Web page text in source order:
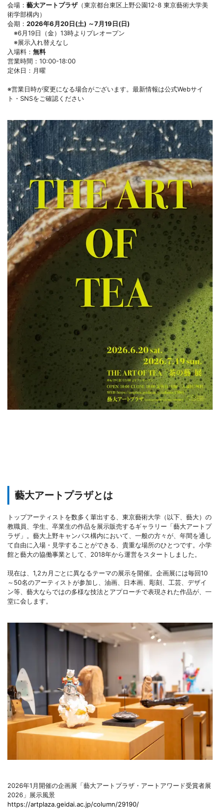
会場： 藝大アートプラザ（東京都台東区上野公園12-8 東京藝術大学美
術学部構内）
会期： 2026年6月20日(土) ～7月19日(日)
※6月19日（金）13時よりプレオープン
※展示入れ替えなし
入場料： 無料
営業時間：10:00-18:00
定休日：月曜
※営業日時が変更になる場合がございます。最新情報は公式Webサイ
ト・SNSをご確認ください
藝大アートプラザとは
トップアーティストを数多く輩出する、東京藝術大学（以下、藝大）の
教職員、学生、卒業生の作品を展示販売するギャラリー「藝大アートプ
ラザ」。藝大上野キャンパス構内において、一般の方々が、年間を通し
て自由に入場・見学することができる、貴重な場所のひとつです。小学
館と藝大の協働事業として、2018年から運営をスタートしました。
現在は、1,2カ月ごとに異なるテーマの展示を開催。企画展には毎回10
～50名のアーティストが参加し、油画、日本画、彫刻、工芸、デザイ
ン等、藝大ならではの多様な技法とアプローチで表現された作品が、一
堂に会します。
2026年1月開催の企画展「藝大アートプラザ・アートアワード受賞者展
2026」展示風景
https://artplaza.geidai.ac.jp/column/29190/